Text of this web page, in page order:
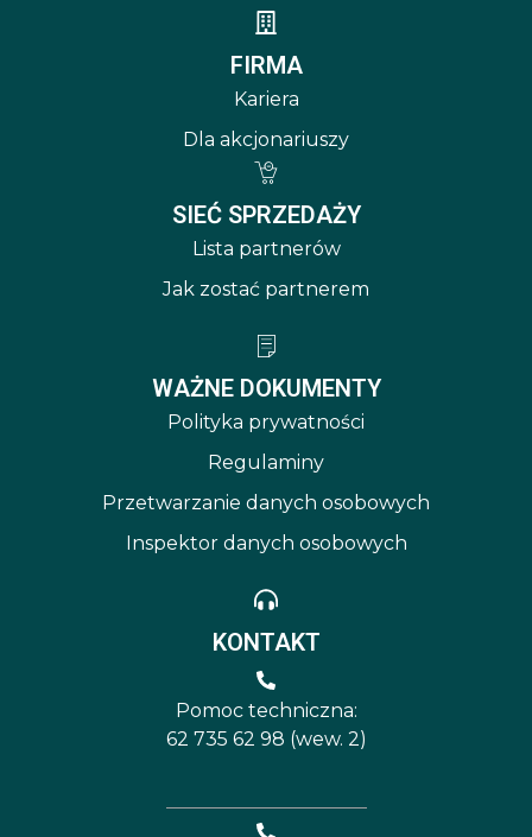
FIRMA
Kariera
Dla akcjonariuszy
SIEĆ SPRZEDAŻY
Lista partnerów
Jak zostać partnerem
WAŻNE DOKUMENTY
Polityka prywatności
Regulaminy
Przetwarzanie danych osobowych
Inspektor danych osobowych
KONTAKT
Pomoc techniczna:
62 735 62 98 (wew. 2)